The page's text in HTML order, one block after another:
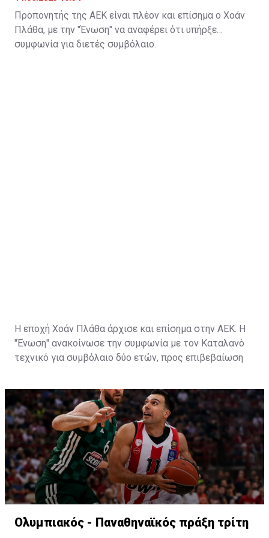
Προπονητής της ΑΕΚ είναι πλέον και επίσημα ο Χοάν
Πλάθα, με την "Ένωση" να αναφέρει ότι υπήρξε
συμφωνία για διετές συμβόλαιο.
Η εποχή Χοάν Πλάθα άρχισε και επίσημα στην ΑΕΚ. Η
"Ένωση" ανακοίνωσε την συμφωνία με τον Καταλανό
τεχνικό για συμβόλαιο δύο ετών, προς επιβεβαίωση
τα είχαν βρει.
Ο Πλάθα αποτελεί ένα από τα μεγαλύτερα ονόματα
τεχνικών που θα καθίσει στον πάγκο της "Ένωσης".
Έχει ένα βαρύ βιογραφικό με παρουσία μεταξύ άλλων
στους πάγκους της Ρεάλ και της Μάλαγα και μία
ισπανική φιλοσοφία την οποία θα προσπαθήσει να
εφαρμόσει στους "κιτρινόμαυρους".
Ολυμπιακός - Παναθηναϊκός πράξη τρίτη